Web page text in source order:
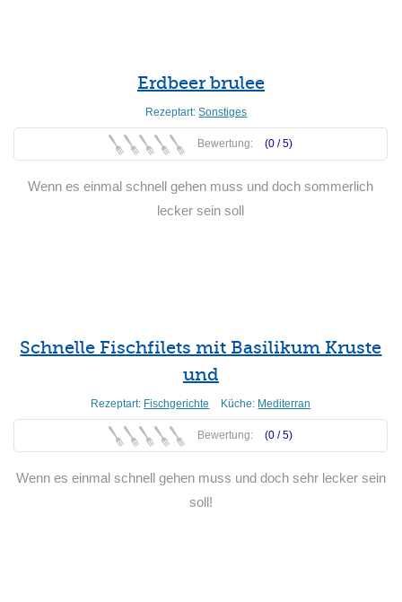
Erdbeer brulee
Rezeptart:Sonstiges
Bewertung: (0 /5)
Wenn es einmal schnell gehen muss und doch sommerlich
lecker sein soll
Schnelle Fischfilets mit Basilikum Kruste
und
Rezeptart: Fischgerichte Küche: Mediterran
Bewertung: (0 /5)
Wenn es einmal schnell gehen muss und doch sehr lecker sein
soll!